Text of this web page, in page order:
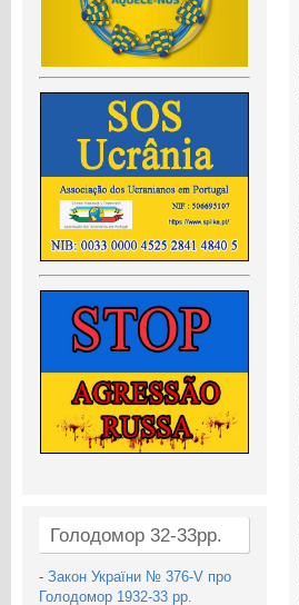
Голодомор 32-33рр.
- Закон України № 376-V про
Голодомор 1932-33 рр.